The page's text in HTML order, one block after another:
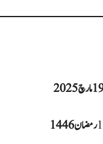
2025
رمضان 1446